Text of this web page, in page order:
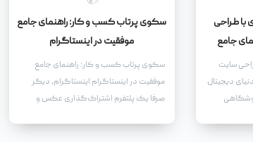
با طراحی
جامع
سایت
دیجیتال
سکوی پرتاب کسب و کار: راهنمای جامع
موفقیت در اینستاگرام
سکوی پرتاب کسب و کار: راهنمای جامع
موفقیت در اینستاگرام اینستاگرام، دیگر
صرفا یک پلتفرم اشتراک‌گذاری عکس و